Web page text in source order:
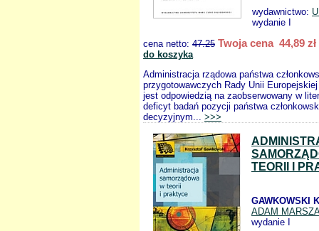
wydawnictwo:
wydanie I
cena netto: 47.25 Twoja cena 44,89 zł
do koszyka
Administracja rządowa państwa
przygotowawczych Rady Unii
jest odpowiedzią na zaobserwowany w
deficyt badań pozycji państwa
decyzyjnym... >>>
TEORII I
GAWKOWSKI
ADAM
wydanie I